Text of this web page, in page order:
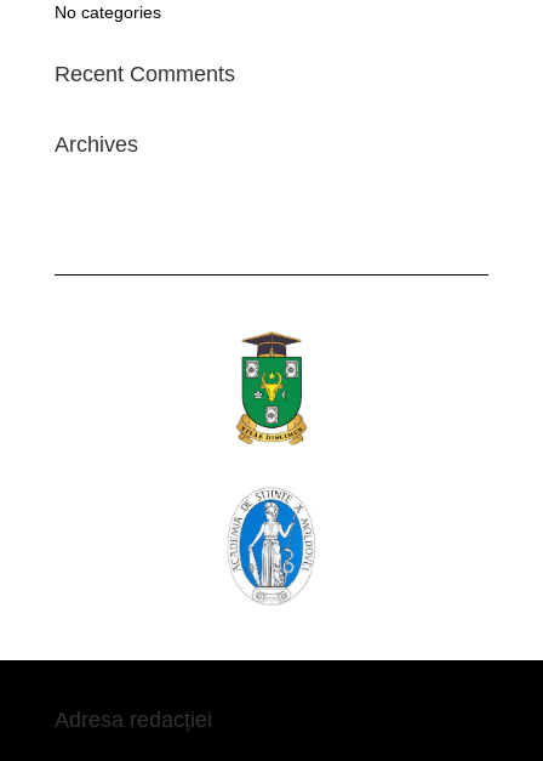
No categories
Recent Comments
Archives
Adresa redacției